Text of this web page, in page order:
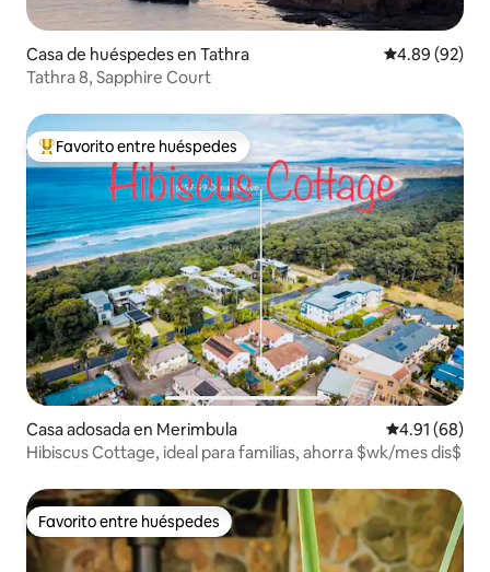
Casa de huéspedes en Tathra Calificación
4.89 (92)
Tathra 8, Sapphire Court
De los mejores en Favorito entre huéspedes
Favorito entre huéspedes
Casa adosada en Merimbula Calificación
4.91 (68)
Hibiscus Cottage, ideal para familias, ahorra $wk/mes dis$
Favorito entre huéspedes
Favorito entre huéspedes